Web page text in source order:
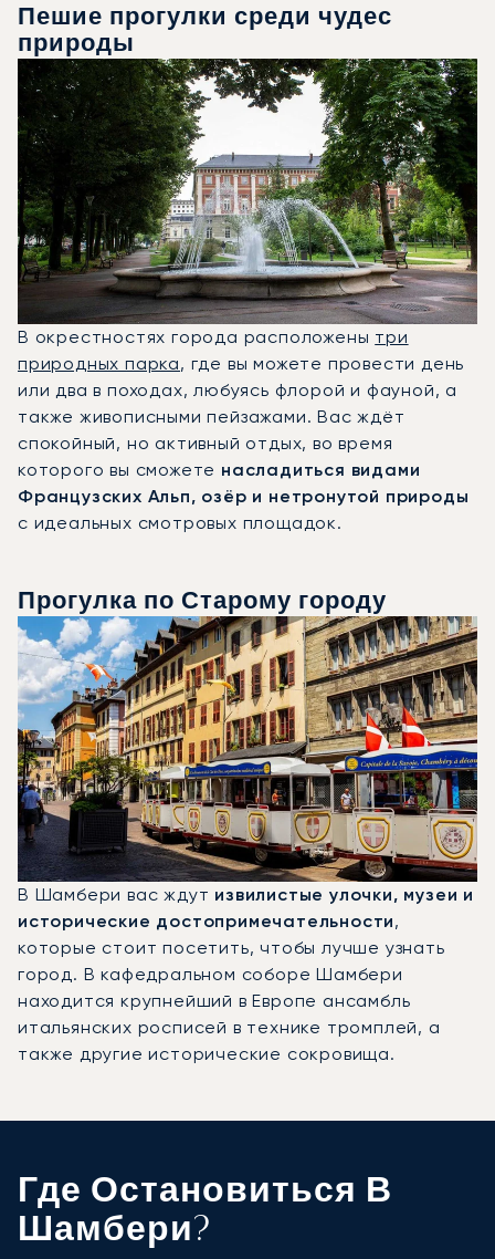
Пешие прогулки среди чудес
природы
В окрестностях города расположены три
природных парка, где вы можете провести день
или два в походах, любуясь флорой и фауной, а
также живописными пейзажами. Вас ждёт
спокойный, но активный отдых, во время
которого вы сможете насладиться видами
Французских Альп, озёр и нетронутой природы
с идеальных смотровых площадок.
Прогулка по Старому городу
В Шамбери вас ждут извилистые улочки, музеи и
исторические достопримечательности,
которые стоит посетить, чтобы лучше узнать
город. В кафедральном соборе Шамбери
находится крупнейший в Европе ансамбль
итальянских росписей в технике тромплей, а
также другие исторические сокровища.
Где Остановиться В
Шамбери?